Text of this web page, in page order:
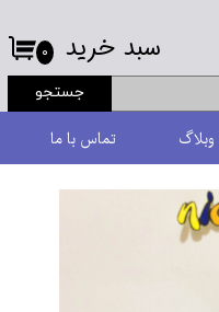
جستجو
۰ سبد خرید
وبلاگ تماس با ما